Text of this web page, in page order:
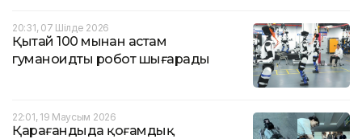
20:31, 07 Шілде 2026
Қытай 100 мыңнан астам
гуманоидты робот шығарады
22:01, 19 Маусым 2026
Қарағандыда қоғамдық